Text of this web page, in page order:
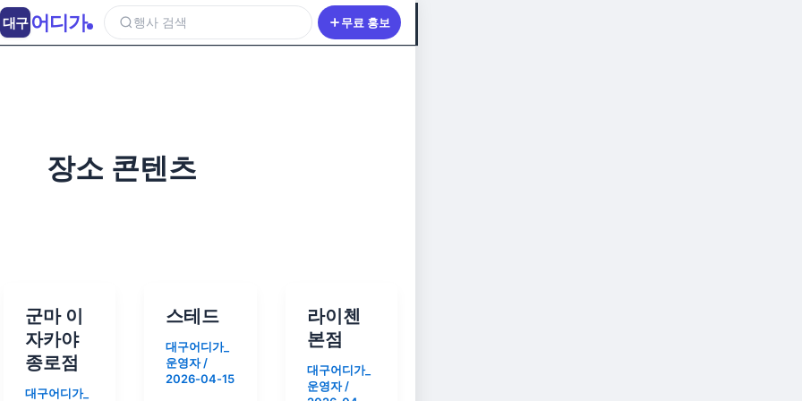
장소 콘텐츠
군마 이
자카야
종로점
대구어디가_
스테드
대구어디가_
운영자/
2026-04-15
라이첸
본점
대구어디가_
운영자/
대구 어디가 행사 검색 무료 홍보